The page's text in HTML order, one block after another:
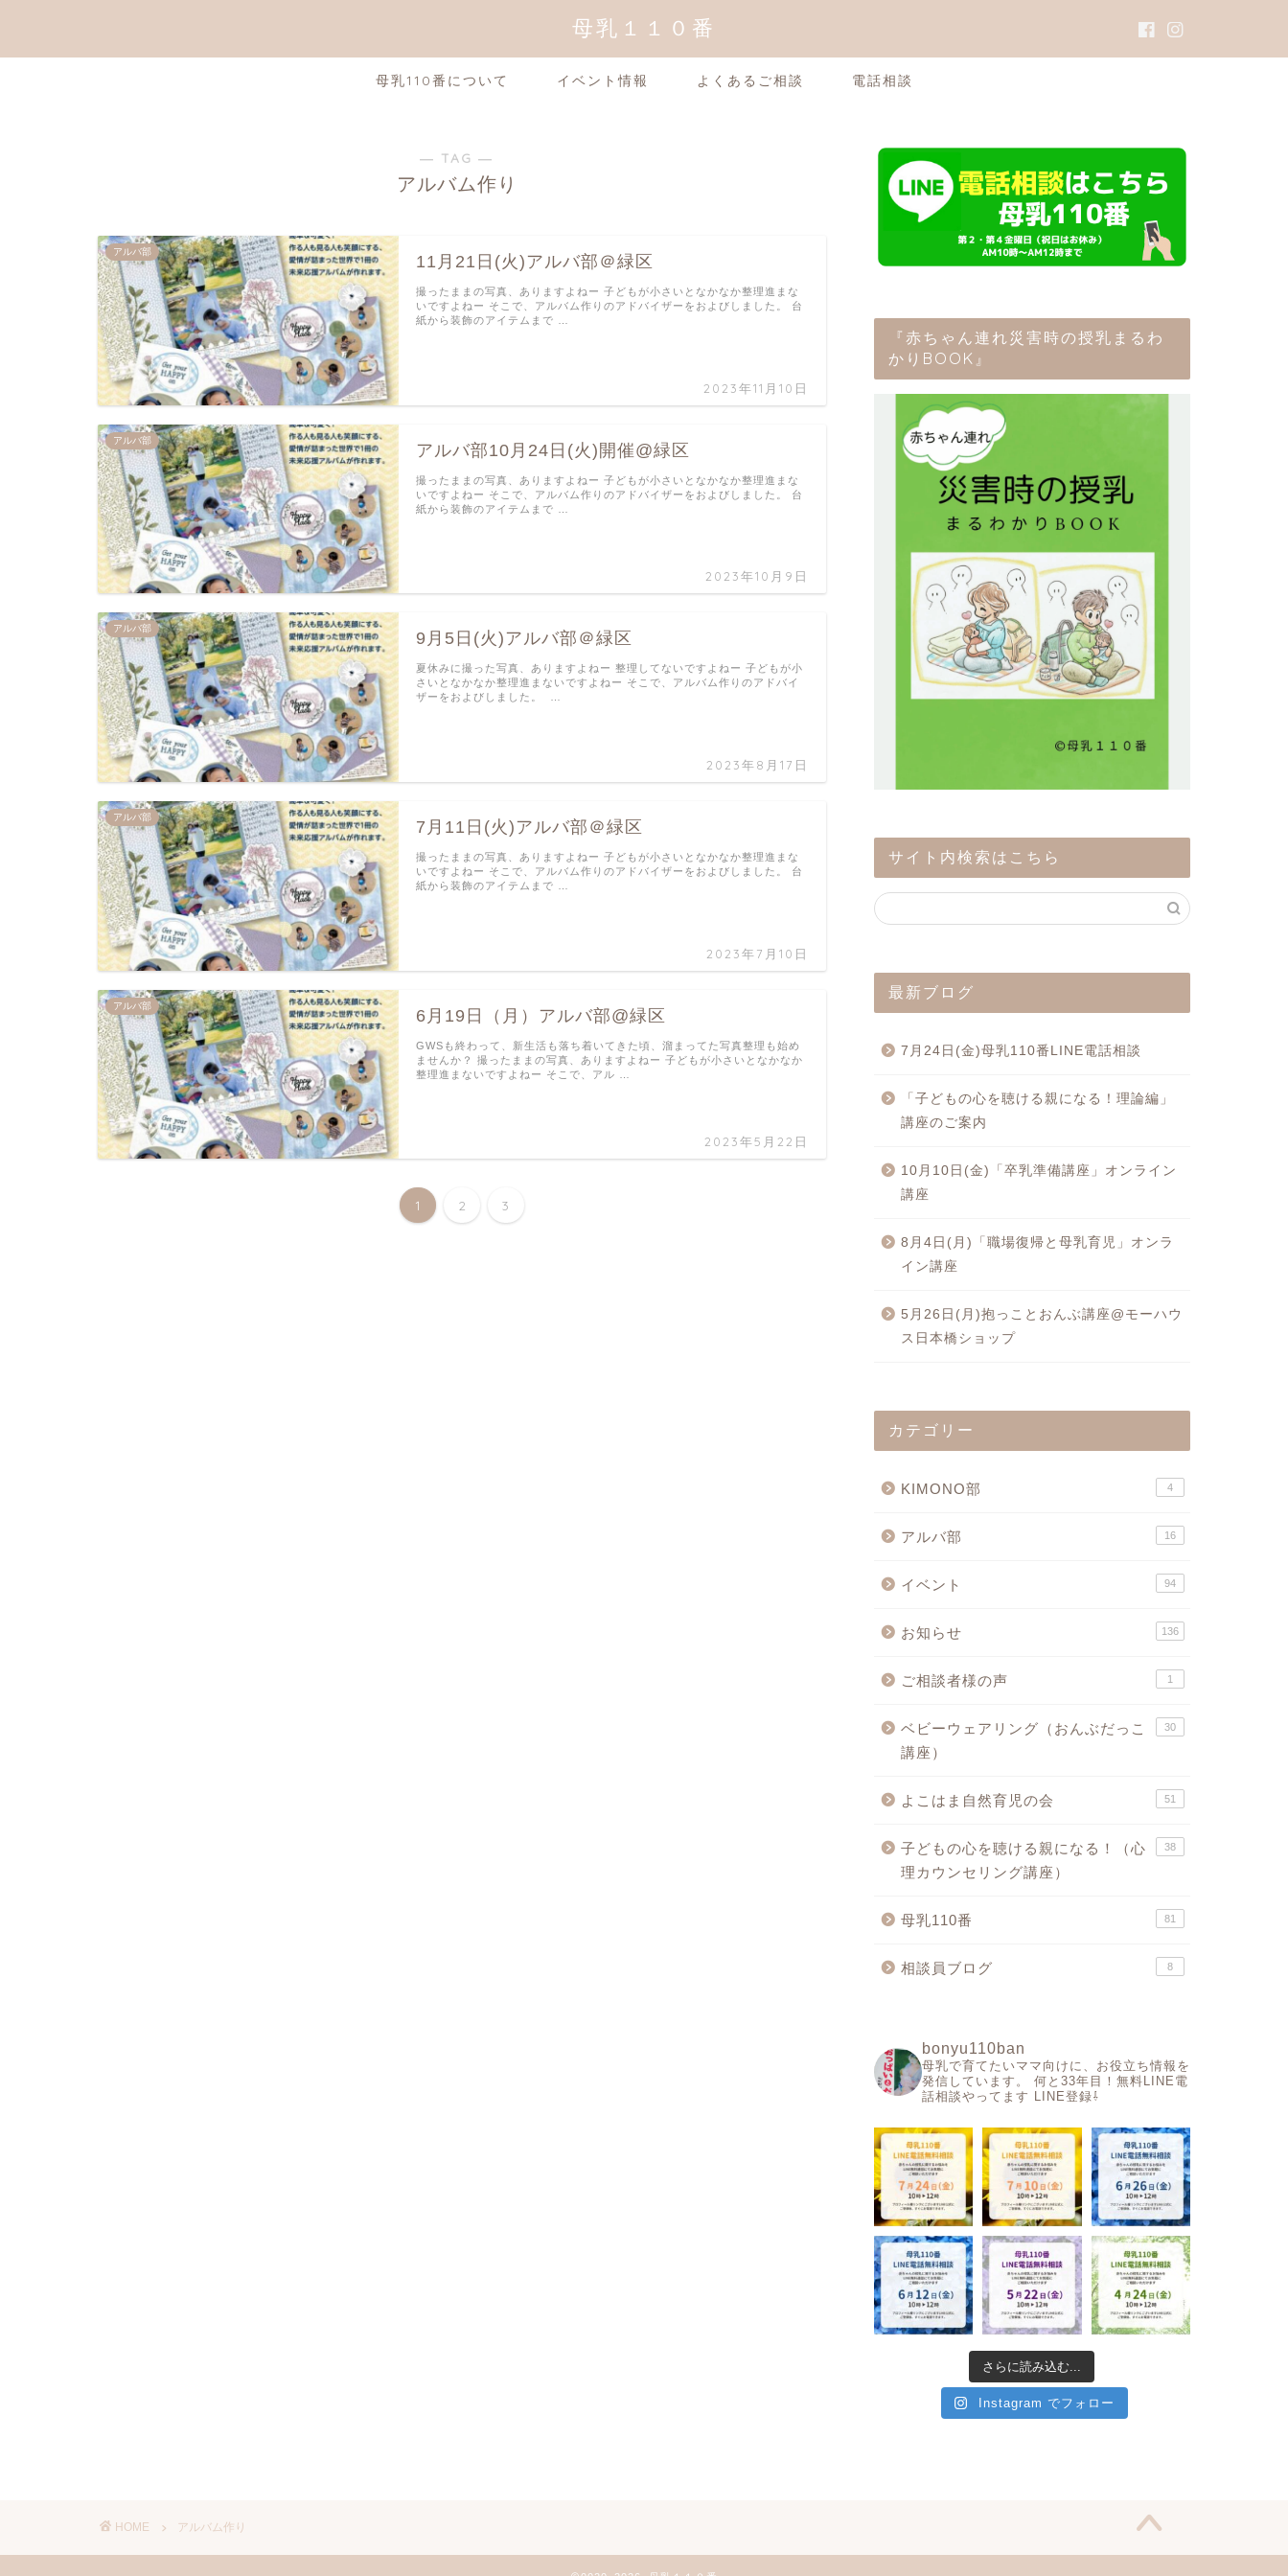
母乳１１０番
母乳110番について イベント情報 よくあるご相談 電話相談
― TAG ―
アルバム作り
アルバ部
11月21日(火)アルバ部＠緑区
2023年11月10日
撮ったままの写真、ありますよねー 子どもが小さいとなかなか整理進まな
いですよねー そこで、アルバム作りのアドバイザーをおよびしました。 台
紙から装飾のアイテムまで …
アルバ部
アルバ部10月24日(火)開催@緑区
2023年10月9日
撮ったままの写真、ありますよねー 子どもが小さいとなかなか整理進まな
いですよねー そこで、アルバム作りのアドバイザーをおよびしました。 台
紙から装飾のアイテムまで …
アルバ部
9月5日(火)アルバ部＠緑区
2023年8月17日
夏休みに撮った写真、ありますよねー 整理してないですよねー 子どもが小
さいとなかなか整理進まないですよねー そこで、アルバム作りのアドバイ
ザーをおよびしました。 …
アルバ部
7月11日(火)アルバ部＠緑区
2023年7月10日
撮ったままの写真、ありますよねー 子どもが小さいとなかなか整理進まな
いですよねー そこで、アルバム作りのアドバイザーをおよびしました。 台
紙から装飾のアイテムまで …
アルバ部
6月19日（月）アルバ部@緑区
2023年5月22日
GWSも終わって、新生活も落ち着いてきた頃、溜まってた写真整理も始め
ませんか？ 撮ったままの写真、ありますよねー 子どもが小さいとなかなか
整理進まないですよねー そこで、アル …
1 2 3
『赤ちゃん連れ災害時の授乳まるわ
かりBOOK』
サイト内検索はこちら
最新ブログ
7月24日(金)母乳110番LINE電話相談
「子どもの心を聴ける親になる！理論編」
講座のご案内
10月10日(金)「卒乳準備講座」オンライン
講座
8月4日(月)「職場復帰と母乳育児」オンラ
イン講座
5月26日(月)抱っことおんぶ講座@モーハウ
ス日本橋ショップ
カテゴリー
KIMONO部 4
アルバ部 16
イベント 94
お知らせ 136
ご相談者様の声 1
ベビーウェアリング（おんぶだっこ
講座）
30
よこはま自然育児の会 51
子どもの心を聴ける親になる！（心
理カウンセリング講座）
38
母乳110番 81
相談員ブログ 8
bonyu110ban
母乳で育てたいママ向けに、お役立ち情報を
発信しています。
何と33年目！無料LINE電
話相談やってます LINE登録⇩
さらに読み込む...
Instagram でフォロー
HOME アルバム作り